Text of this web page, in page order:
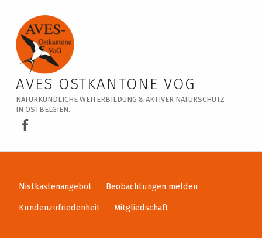
Veranstaltungskalender – AVES Ostkantone VoG
AVES OSTKANTONE VOG
NATURKUNDLICHE WEITERBILDUNG & AKTIVER NATURSCHUTZ
IN OSTBELGIEN.
AVES Ostkantone bei Facebook
Nistkastenangebot
Beobachtungen melden
Kundenzufriedenheit
Mitgliedschaft